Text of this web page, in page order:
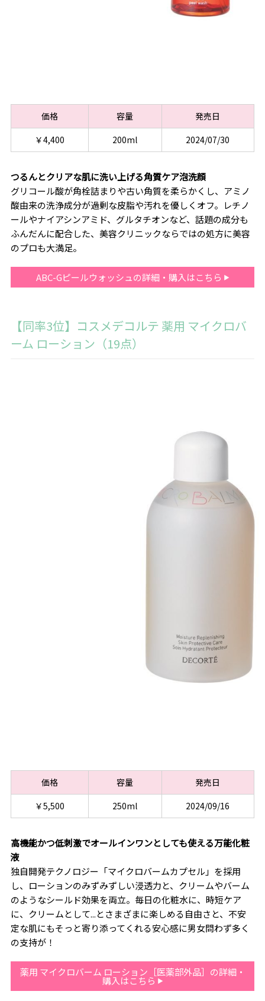
価格 容量
発売日
￥4,400
200ml 2024/07/30
つるんとクリアな肌に洗い上げる角質ケア泡洗顔
グリコール酸が角栓詰まりや古い角質を柔らかくし、アミノ
酸由来の洗浄成分が過剰な皮脂や汚れを優しくオフ。レチノ
ールやナイアシンアミド、グルタチオンなど、話題の成分も
ふんだんに配合した、美容クリニックならではの処方に美容
のプロも大満足。
ABC-Gピールウォッシュの詳細・購入はこちら
【同率3位】コスメデコルテ 薬用 マイクロバ
ーム ローション（19点）
価格 容量
発売日
￥5,500
250ml 2024/09/16
高機能かつ低刺激でオールインワンとしても使える万能化粧
液
独自開発テクノロジー「マイクロバームカプセル」を採用
し、ローションのみずみずしい浸透力と、クリームやバーム
のようなシールド効果を両立。毎日の化粧水に、時短ケア
に、クリームとして...とさまざまに楽しめる自由さと、不安
定な肌にもそっと寄り添ってくれる安心感に男女問わず多く
の支持が！
薬用 マイクロバーム ローション［医薬部外品］の詳細・
購入はこちら